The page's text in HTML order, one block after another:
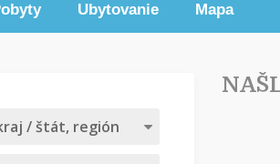
Ubytovanie Mapa